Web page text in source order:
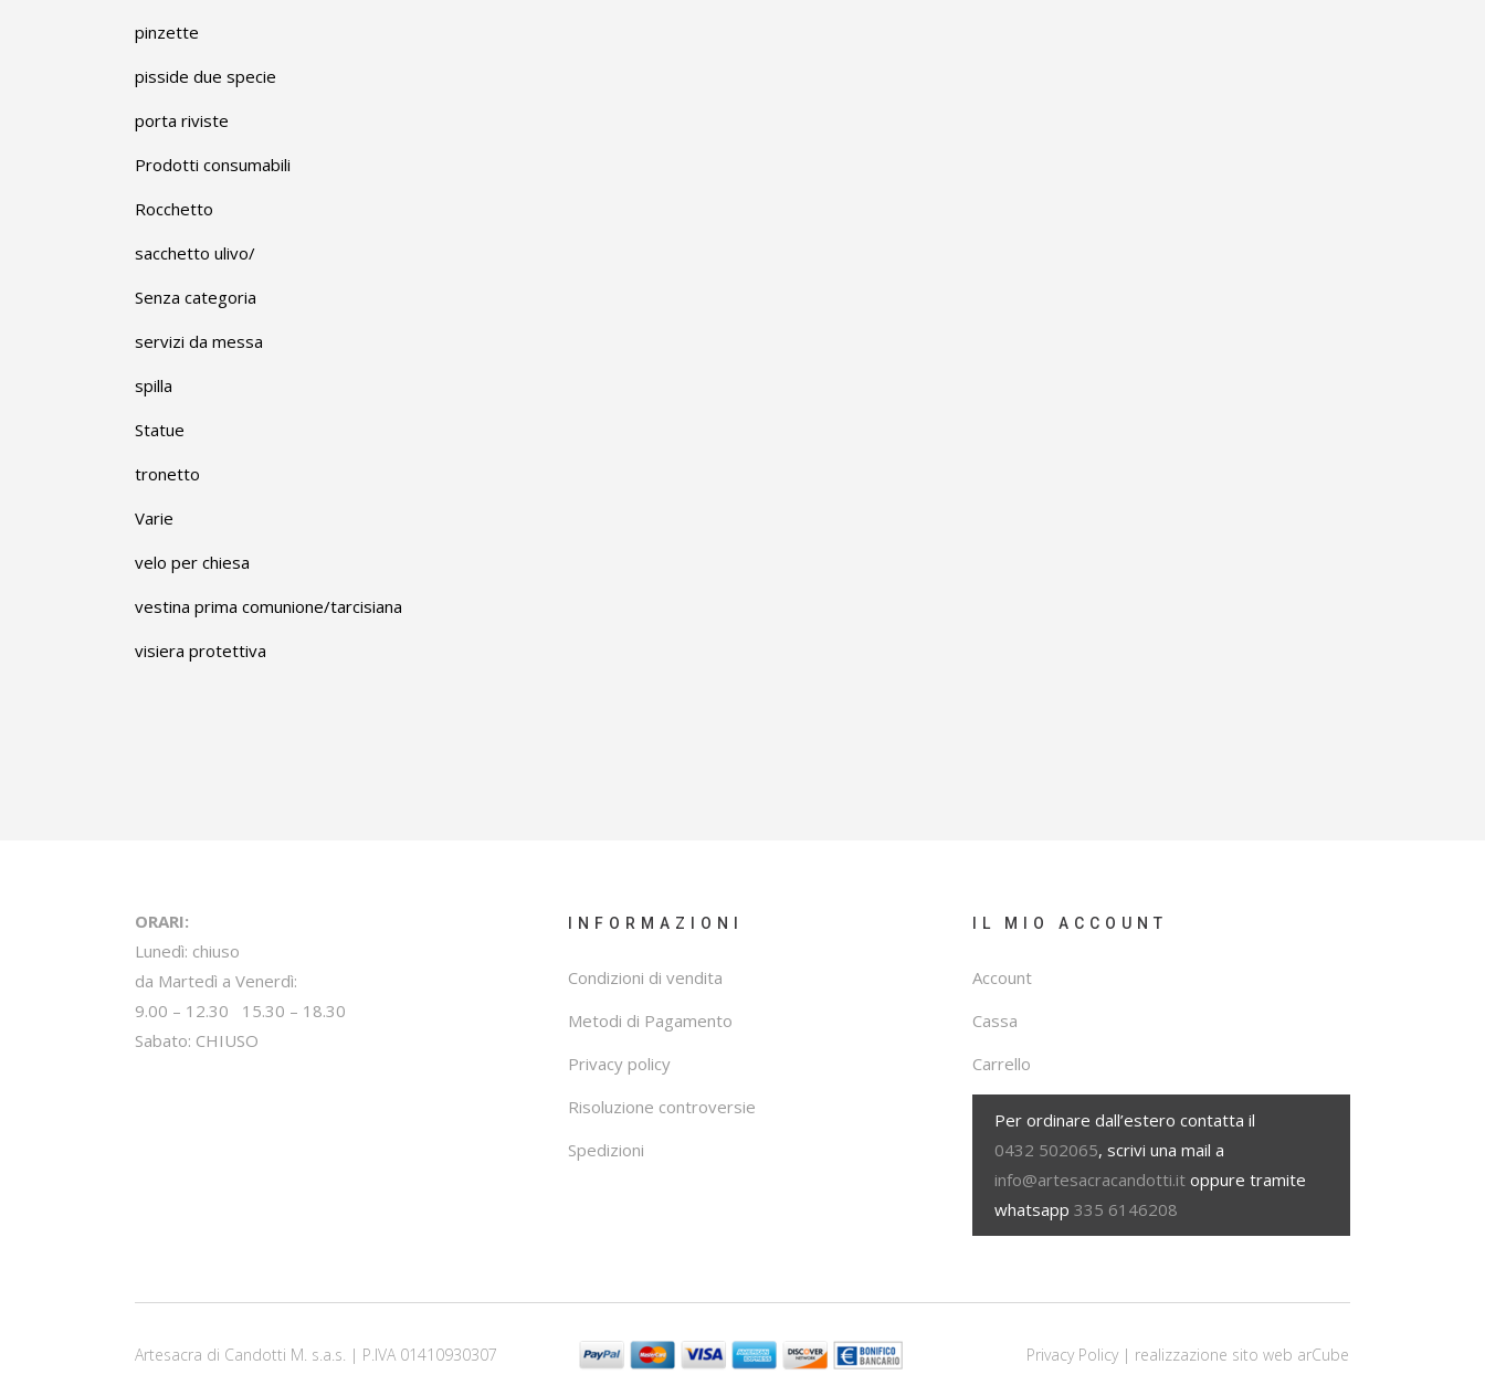
pinzette
pisside due specie
porta riviste
Prodotti consumabili
Rocchetto
sacchetto ulivo/
Senza categoria
servizi da messa
spilla
Statue
tronetto
Varie
velo per chiesa
vestina prima comunione/tarcisiana
visiera protettiva
ORARI:
Lunedì: chiuso
da Martedì a Venerdì:
9.00 – 12.30 15.30 – 18.30
Sabato: CHIUSO
INFORMAZIONI
Condizioni di vendita
Metodi di Pagamento
Privacy policy
Risoluzione controversie
Spedizioni
IL MIO ACCOUNT
Account
Cassa
Carrello
Per ordinare dall’estero contatta il
0432 502065, scrivi una mail a
info@artesacracandotti.it oppure tramite
whatsapp335 6146208
Artesacra di Candotti M. s.a.s. | P.IVA 01410930307 Privacy Policy| realizzazione sito web arCube